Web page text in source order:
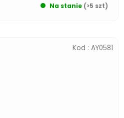
Na stanie (>5 szt)
Kod : AY0581